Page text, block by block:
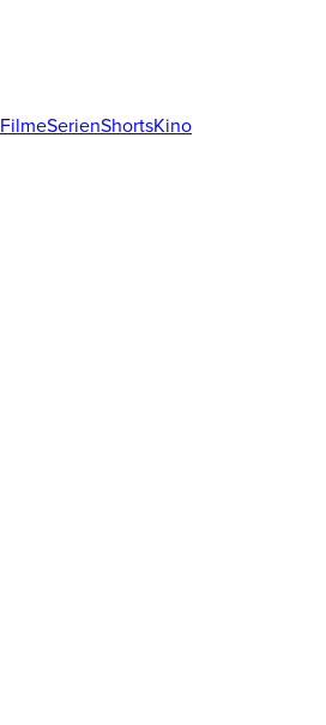
FilmeSerienShortsKino